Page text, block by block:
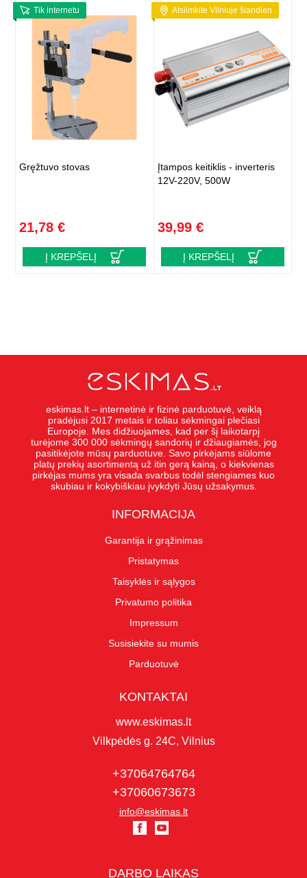
Tik internetu
Gręžtuvo stovas
21,78 €
Į KREPŠELĮ
Atsiimkite Vilniuje šiandien
Įtampos keitiklis - inverteris
12V-220V, 500W
39,99 €
Į KREPŠELĮ
eskimas.lt – internetinė ir fizinė parduotuvė, veiklą
pradėjusi 2017 metais ir toliau sėkmingai plečiasi
Europoje. Mes didžiuojames, kad per šį laikotarpį
turėjome 300 000 sėkmingų sandorių ir džiaugiamės, jog
pasitikėjote mūsų parduotuve. Savo pirkėjams siūlome
platų prekių asortimentą už itin gerą kainą, o kiekvienas
pirkėjas mums yra visada svarbus todėl stengiames kuo
skubiau ir kokybiškiau įvykdyti Jūsų užsakymus.
INFORMACIJA
Garantija ir grąžinimas
Pristatymas
Taisyklės ir sąlygos
Privatumo politika
Impressum
Susisiekite su mumis
Parduotuvė
KONTAKTAI
www.eskimas.lt
Vilkpėdės g. 24C, Vilnius
+37064764764
+37060673673
info@eskimas.lt
DARBO LAIKAS